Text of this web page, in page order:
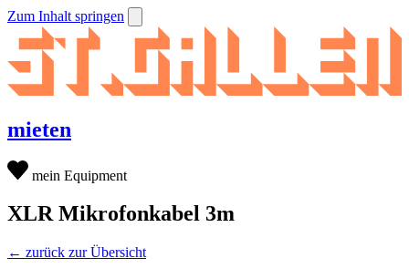
Zum Inhalt springen
mieten
mein Equipment
XLR Mikrofonkabel 3m
← zurück zur Übersicht